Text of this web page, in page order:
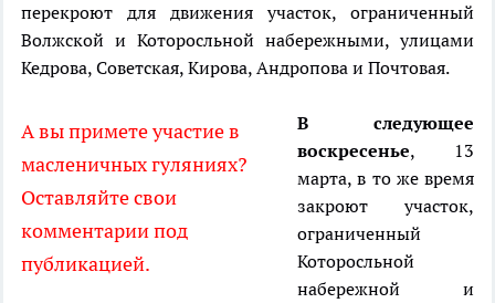
перекроют для движения участок, ограниченный
Волжской и Которосльной набережными, улицами
Кедрова, Советская, Кирова, Андропова и Почтовая.
А вы примете участие в
масленичных гуляниях?
Оставляйте свои
комментарии под
публикацией.
В следующее
воскресенье, 13
марта, в то же время
закроют участок,
ограниченный
Которосльной
набережной и